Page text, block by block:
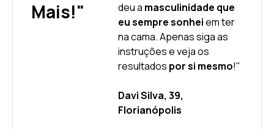
Mais!"
deu a masculinidade que
eu sempre sonheiem ter
na cama. Apenas siga as
instruções e veja os
resultados por si mesmo!"
Davi Silva, 39,
Florianópolis